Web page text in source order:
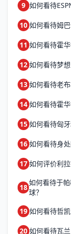
9 如何看待
10 如何看待姆
11 如何看待霍
12 如何看待梦
13 如何看待老
14 如何看待霍
15 如何看待匈
16 如何看待身
17 如何评价利
18
如何看待于
球？
19 如何看待哲
20 如何看待瓦